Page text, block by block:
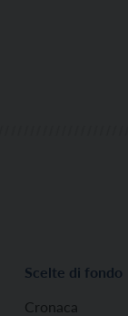
Scelte di fondo
Cronaca